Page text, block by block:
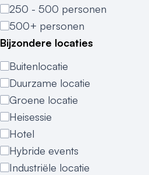
250 - 500 personen
500+ personen
Bijzondere locaties
Buitenlocatie
Duurzame locatie
Groene locatie
Heisessie
Hotel
Hybride events
Industriële locatie